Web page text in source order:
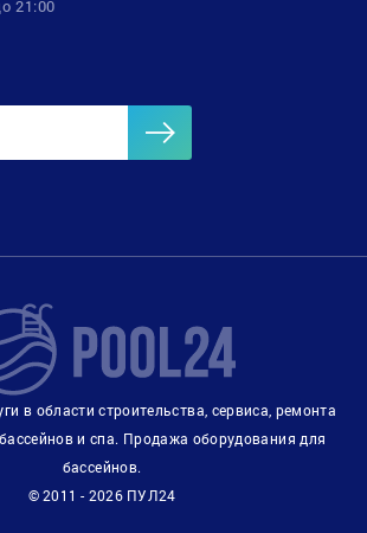
21:00
в области строительства, сервиса, ремонта
и спа. Продажа оборудования для
бассейнов.
© 2011 - 2026 ПУЛ24